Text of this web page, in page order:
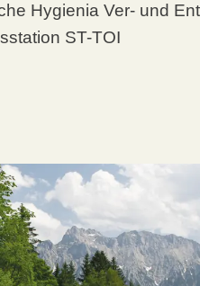
Hygienia Ver- und
ST-TOI